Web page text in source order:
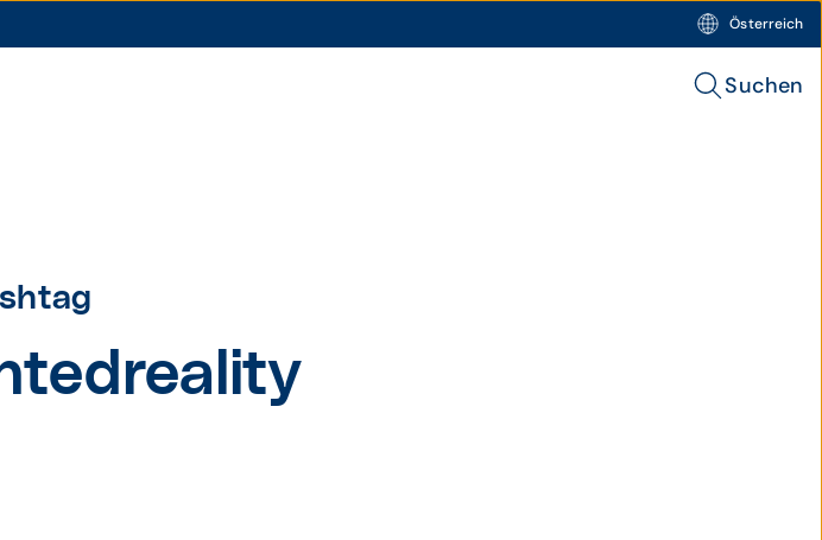
Österreich
Suchen